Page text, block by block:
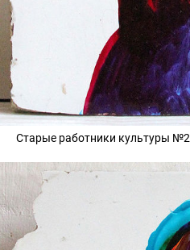
Старые работники культуры №2